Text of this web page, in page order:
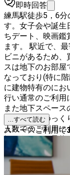
即時回答
練馬駅徒歩5，6
す。女子会や誕生
ちデート、映画鑑
ます。 駅近で、
ビニがあるため
スは地下のお部屋
なっており(特に
に建物特有のにお
行い通常のご利用
また地下スペース
いた空間でゆっく
人数でのご利用に
解のうえ、ご予約をお願い
30日以降の予約は
⇒https://
...すべて読む
スペースご利用で